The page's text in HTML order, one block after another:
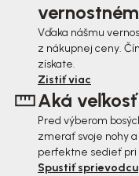
Vďaka nášmu
z nákupnej ceny.
získate.
Zistiť viac
Aká
Pred výberom
zmerať svoje nohy
perfektne sedieť pri
Spustiť sprievodcu